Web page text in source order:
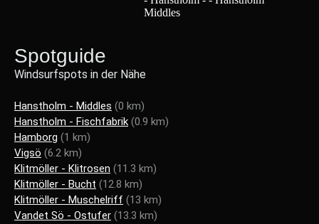
Spotguide
Windsurfspots in der Nähe
Hanstholm - Middles (0 km)
Hanstholm - Fischfabrik (0.9 km)
Hamborg (1 km)
Vigsö (6.2 km)
Klitmöller - Klitrosen (11.3 km)
Klitmöller - Bucht (12.8 km)
Klitmöller - Muschelriff (13 km)
Vandet Sö - Ostufer (13.3 km)